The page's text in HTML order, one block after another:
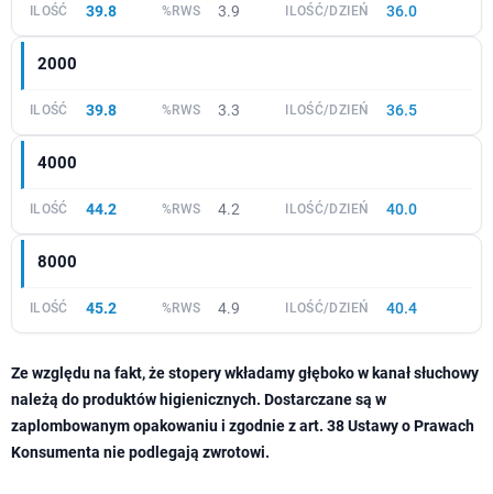
39.8 3.9 36.0
2000
39.8 3.3 36.5
4000
44.2 4.2 40.0
8000
45.2 4.9 40.4
Ze względu na fakt, że stopery wkładamy głęboko w kanał słuchowy
należą do produktów higienicznych. Dostarczane są w
zaplombowanym opakowaniu i zgodnie z art. 38 Ustawy o Prawach
Konsumenta nie podlegają zwrotowi.